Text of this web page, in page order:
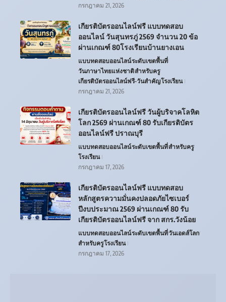
กรกฎาคม 21, 2026
เกียรติบัตรออนไลน์ฟรี แบบทดสอบ
ออนไลน์ วันสุนทรภู่ 2569 จำนวน 20 ข้อ
ผ่านเกณฑ์ 80โรงเรียนบ้านยางเอน
แบบทดสอบออนไลน์ระดับเขตพื้นที่
วันภาษาไทยแห่งชาติสำหรับครู
เกียรติบัตรออนไลน์ฟรี-วันสำคัญโรงเรียน
กรกฎาคม 21, 2026
เกียรติบัตรออนไลน์ฟรี วันผู้บริจาคโลหิต
โลก 2569 ผ่านเกณฑ์ 80 รับเกียรติบัตร
ออนไลน์ฟรี ปราณบุรี
แบบทดสอบออนไลน์ระดับเขตพื้นที่สำหรับครู
โรงเรียน
กรกฎาคม 17, 2026
เกียรติบัตรออนไลน์ฟรี แบบทดสอบ
หลักสูตรความมั่นคงปลอดภัยไซเบอร์
ปีงบประมาณ 2569 ผ่านเกณฑ์ 80 รับ
เกียรติบัตรออนไลน์ฟรี จาก สกร.วังน้อย
แบบทดสอบออนไลน์ระดับเขตพื้นที่วันเอดส์โลก
สำหรับครูโรงเรียน
กรกฎาคม 17, 2026